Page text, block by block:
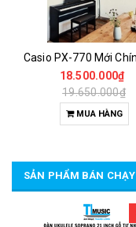
18.500.000₫
19.650.000₫
MUA HÀNG
SẢN PHẨM BÁN CHẠY